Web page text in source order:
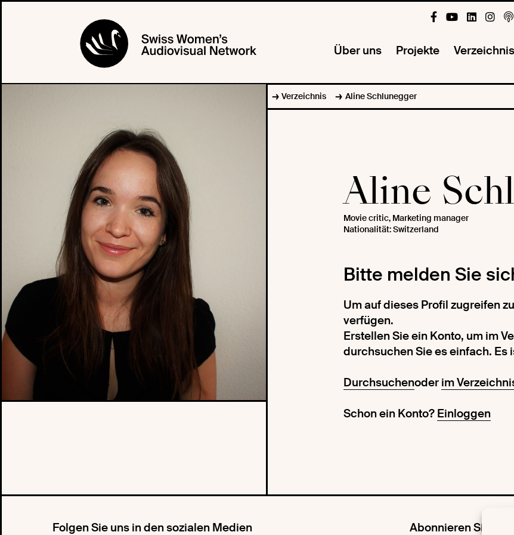
Über uns Projekte Verzeichnis
Verzeichnis Aline Schlunegger
PROFIL Aline
Movie critic, Marketing manager
Nationalität: Switzerland
Bitte melden Sie
Um auf dieses Profil zugreifen
verfügen.
Erstellen Sie ein Konto, um im
durchsuchen Sie es einfach. Es
Durchsuchenoder im
Schon ein Konto? Einloggen
Folgen Sie uns in den sozialen Medien Abonnieren Sie